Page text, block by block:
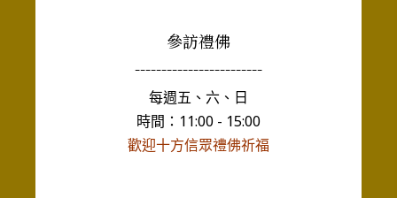
參訪禮佛
------------------------
每週五、六、日
時間：11:00 - 15:00
歡迎十方信眾禮佛祈福